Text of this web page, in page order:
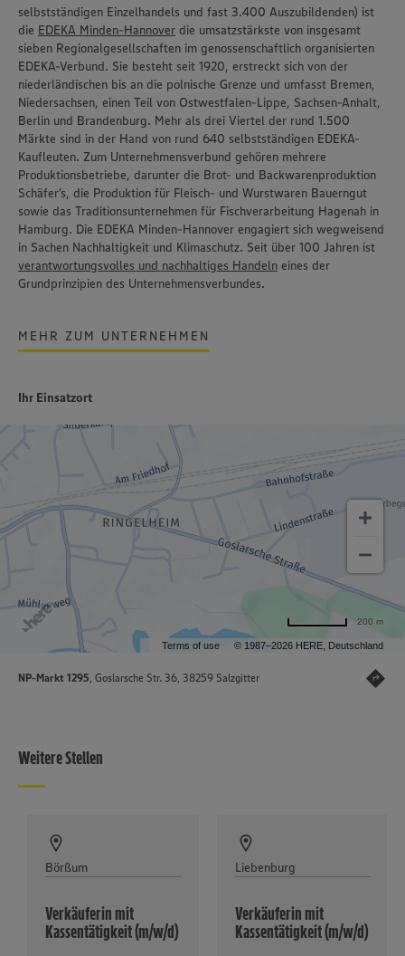
selbstständigen Einzelhandels und fast 3.400 Auszubildenden) ist
die EDEKA Minden-Hannover die umsatzstärkste von insgesamt
sieben Regionalgesellschaften im genossenschaftlich organisierten
EDEKA-Verbund. Sie besteht seit 1920, erstreckt sich von der
niederländischen bis an die polnische Grenze und umfasst Bremen,
Niedersachsen, einen Teil von Ostwestfalen-Lippe, Sachsen-Anhalt,
Berlin und Brandenburg. Mehr als drei Viertel der rund 1.500
Märkte sind in der Hand von rund 640 selbstständigen EDEKA-
Kaufleuten. Zum Unternehmensverbund gehören mehrere
Produktionsbetriebe, darunter die Brot- und Backwarenproduktion
Schäfer’s, die Produktion für Fleisch- und Wurstwaren Bauerngut
sowie das Traditionsunternehmen für Fischverarbeitung Hagenah in
Hamburg. Die EDEKA Minden-Hannover engagiert sich wegweisend
in Sachen Nachhaltigkeit und Klimaschutz. Seit über 100 Jahren ist
verantwortungsvolles und nachhaltiges Handeln eines der
Grundprinzipien des Unternehmensverbundes.
MEHR ZUM UNTERNEHMEN
Ihr Einsatzort
Terms of use © 1987–2026 HERE, Deutschland
200 m
NP-Markt 1295, Goslarsche Str. 36, 38259 Salzgitter
Weitere Stellen
Börßum
Verkäuferin mit
Kassentätigkeit (m/w/d)
Liebenburg
Verkäuferin mit
Kassentätigkeit (m/w/d)